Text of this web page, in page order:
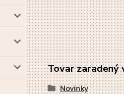
Tovar zaradený
Novinky